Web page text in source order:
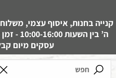
קנייה בחנות, איסוף עצמי,
עסקים מיום